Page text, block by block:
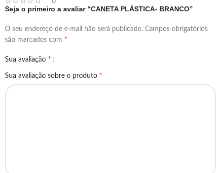
Seja o primeiro a avaliar “CANETA PLÁSTICA- BRANCO”
O seu endereço de e-mail não será publicado. Campos obrigatórios
são marcados com *
Sua avaliação *
Sua avaliação sobre o produto *